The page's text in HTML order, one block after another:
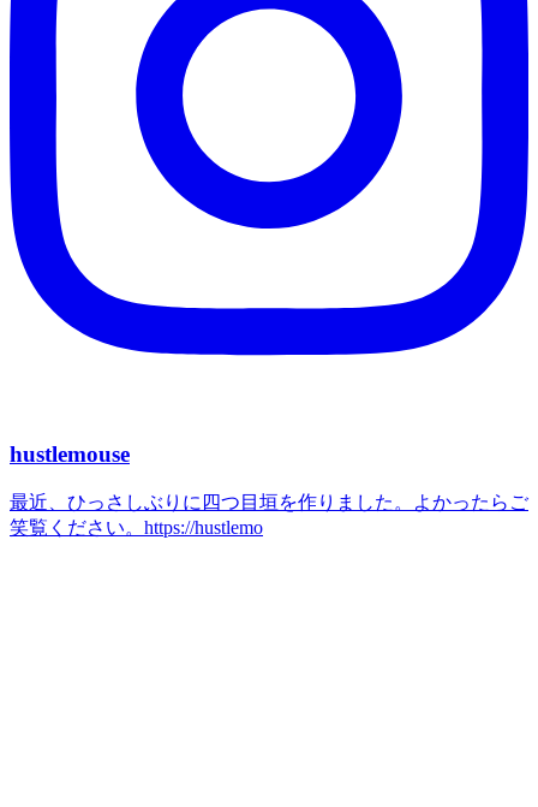
hustlemouse
最近、ひっさしぶりに四つ目垣を作りました。よかったらご
笑覧ください。https://hustlemo